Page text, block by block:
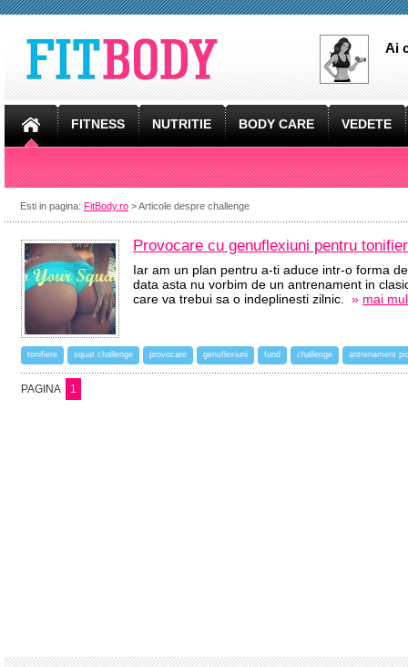
Ai
FITNESS NUTRITIE BODY CARE VEDETE
Esti in pagina: FitBody.ro > Articole despre challenge
Provocare cu genuflexiuni pentru
Iar am un plan pentru a-ti aduce intr-o forma
data asta nu vorbim de un antrenament in
care va trebui sa o indeplinesti zilnic. » mai
tonifiere squat challenge provocare genuflexiuni fund challenge antrenament
PAGINA 1